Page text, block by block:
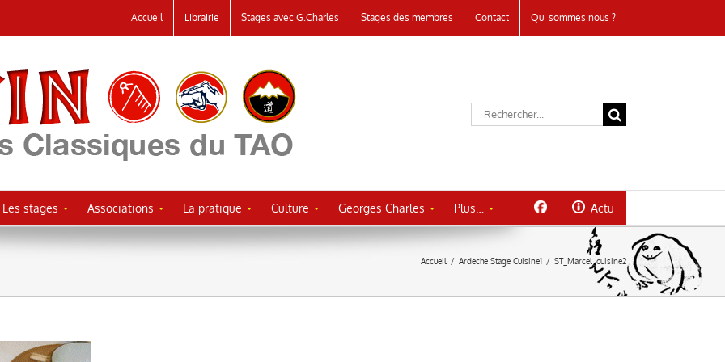
Accueil Librairie Stages avec G.Charles Stages des membres Contact Qui sommes nous ?
Rechercher:
Les stages Associations La pratique Culture Georges Charles Plus… Actu
Accueil / Ardeche Stage Cuisine1 / ST_Marcel_cuisine2